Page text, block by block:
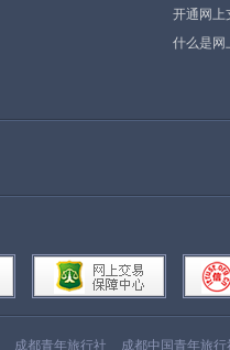
开通网上
什么是网
成都青年旅行社 成都中国青年旅行